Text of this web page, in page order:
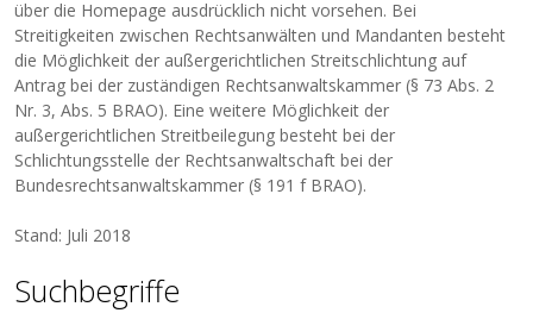
über die Homepage ausdrücklich nicht vorsehen. Bei
Streitigkeiten zwischen Rechtsanwälten und Mandanten besteht
die Möglichkeit der außergerichtlichen Streitschlichtung auf
Antrag bei der zuständigen Rechtsanwaltskammer (§ 73 Abs. 2
Nr. 3, Abs. 5 BRAO). Eine weitere Möglichkeit der
außergerichtlichen Streitbeilegung besteht bei der
Schlichtungsstelle der Rechtsanwaltschaft bei der
Bundesrechtsanwaltskammer (§ 191 f BRAO).
Stand: Juli 2018
Suchbegriffe